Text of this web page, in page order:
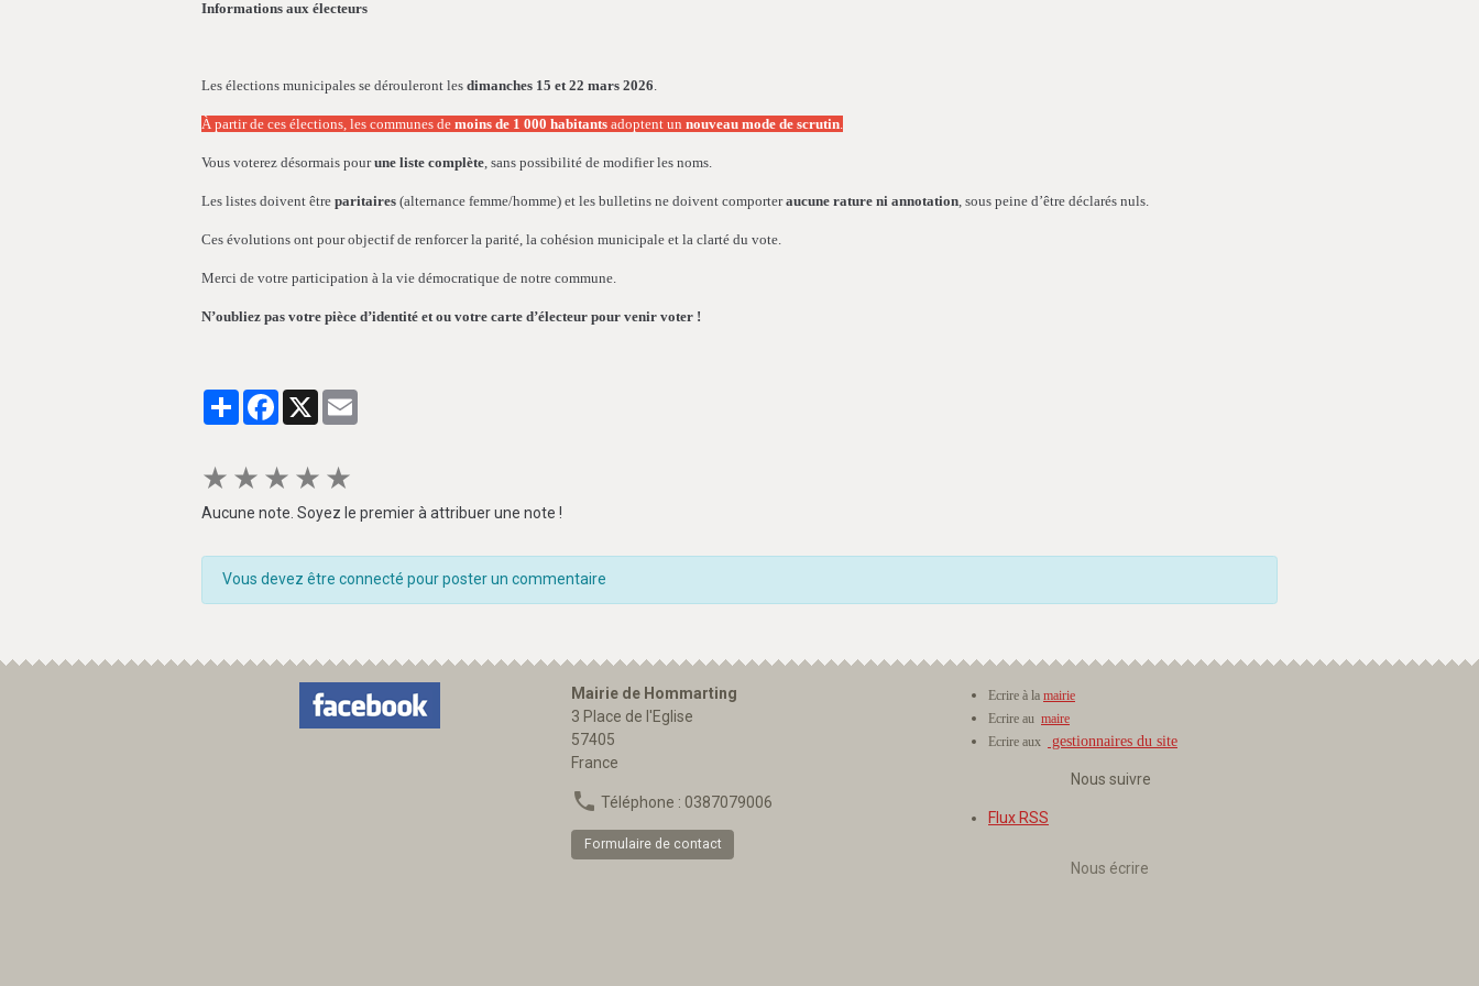
Informations aux électeurs
Les élections municipales se dérouleront les dimanches 15 et 22 mars 2026
À partir de ces élections, les communes de moins de 1 000 habitants adoptent un nouveau mode de scrutin
Vous voterez désormais pourune liste complète , sans possibilité de modifier les noms.
Les listes doivent être paritaires (alternance femme/homme) et les bulletins ne doivent comporteraucune rature ni annotation , sous peine d’être déclarés nuls.
Ces évolutions ont pour objectif de renforcer la parité, la cohésion municipale et la clarté du vote.
Merci de votre participation à la vie démocratique de notre commune.
N’oubliez pas votre pièce d’identité et ou votre carte d’électeur pour venir voter !
PartagerFacebook
X
★ ★ ★ ★ ★
Aucune note. Soyez le premier à attribuer une note !
Vous devez être connecté pour poster un commentaire
Mairie de Hommarting
3 Place de l'Eglise
57405
France
Téléphone : 0387079006
Formulaire de contact
Nous écrire
Ecrire à la mairie
Ecrire au maire
Ecrire aux
gestionnaires du site
Nous suivre
Flux RSS